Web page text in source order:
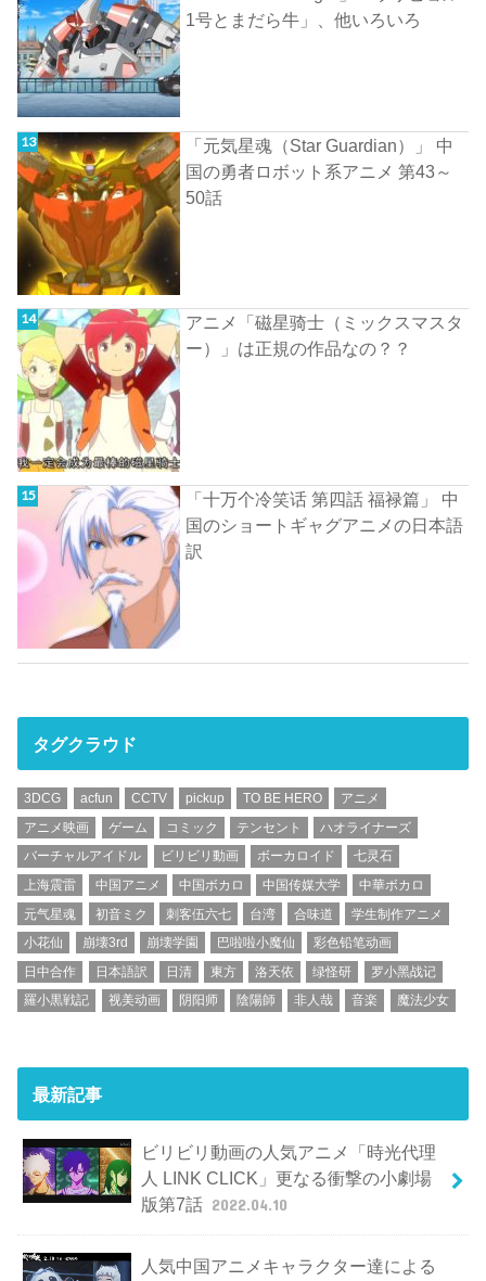
1号とまだら牛」、他いろいろ
「元気星魂（Star Guardian）」 中
国の勇者ロボット系アニメ 第43～
50話
アニメ「磁星骑士（ミックスマスタ
ー）」は正規の作品なの？？
「十万个冷笑话 第四話 福禄篇」 中
国のショートギャグアニメの日本語
訳
タグクラウド
3DCG acfun CCTV pickup TO BE HERO
アニメ
アニメ映画
ゲーム コミック テンセント
ハオライナーズ
バーチャルアイドル
ビリビリ動画 ボーカロイド
七灵石
上海震雷
中国アニメ 中国ボカロ 中国传媒大学
中華ボカロ
元气星魂
初音ミク 刺客伍六七 台湾 合味道
学生制作アニメ
小花仙
崩壊3rd 崩壊学園 巴啦啦小魔仙
彩色铅笔动画
日中合作
日本語訳 日清 東方 洛天依 绿怪研
罗小黑战记
羅小黒戦記
视美动画 阴阳师 陰陽師 非人哉 音楽 魔法少女
最新記事
ビリビリ動画の人気アニメ「時光代理
人 LINK CLICK」更なる衝撃の小劇場
版第7話 2022.04.10
人気中国アニメキャラクター達による